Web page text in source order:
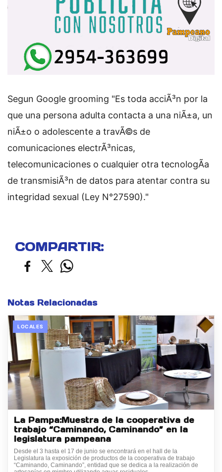
Segun Google grooming "Es toda acciÃ³n por la
que una persona adulta contacta a una niÃ±a, un
niÃ±o o adolescente a travÃ©s de
comunicaciones electrÃ³nicas,
telecomunicaciones o cualquier otra tecnologÃ­a
de transmisiÃ³n de datos para atentar contra su
integridad sexual (Ley N°27590)."
COMPARTIR:
Notas Relacionadas
LOCALES
La Pampa:Muestra de la cooperativa de
trabajo “Caminando, Caminando” en la
legislatura pampeana
Desde el 3 hasta el 17 de junio se encontrará en el hall de la
Legislatura la exposición de productos de la cooperativa de trabajo
“Caminando, Caminando”, entidad que se dedica a la realización de